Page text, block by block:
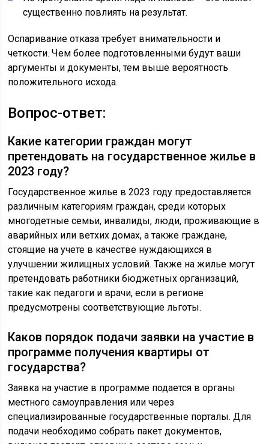
существенно повлиять на результат.
Оспаривание отказа требует внимательности и
четкости. Чем более подготовленными будут ваши
аргументы и документы, тем выше вероятность
положительного исхода.
Вопрос-ответ:
Какие категории граждан могут
претендовать на государственное жилье в
2023 году?
Государственное жилье в 2023 году предоставляется
различным категориям граждан, среди которых
многодетные семьи, инвалиды, люди, проживающие в
аварийных или ветхих домах, а также граждане,
стоящие на учете в качестве нуждающихся в
улучшении жилищных условий. Также на жилье могут
претендовать работники бюджетных организаций,
такие как педагоги и врачи, если в регионе
предусмотрены соответствующие льготы.
Каков порядок подачи заявки на участие в
программе получения квартиры от
государства?
Заявка на участие в программе подается в органы
местного самоуправления или через
специализированные государственные порталы. Для
подачи необходимо собрать пакет документов,